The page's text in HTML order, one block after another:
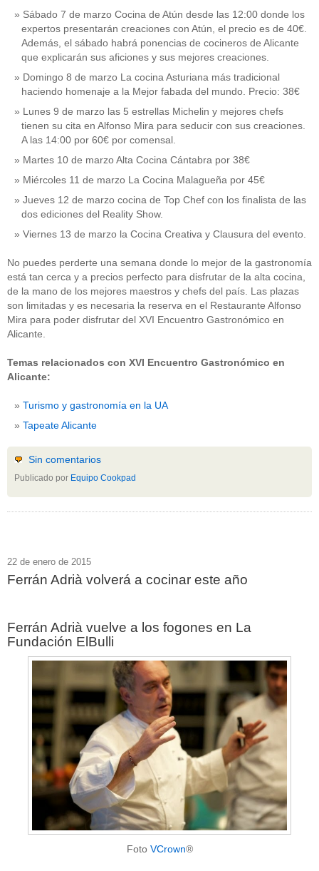
Sábado 7 de marzo Cocina de Atún desde las 12:00 donde los
expertos presentarán creaciones con Atún, el precio es de 40€.
Además, el sábado habrá ponencias de cocineros de Alicante
que explicarán sus aficiones y sus mejores creaciones.
Domingo 8 de marzo La cocina Asturiana más tradicional
haciendo homenaje a la Mejor fabada del mundo. Precio: 38€
Lunes 9 de marzo las 5 estrellas Michelin y mejores chefs
tienen su cita en Alfonso Mira para seducir con sus creaciones.
A las 14:00 por 60€ por comensal.
Martes 10 de marzo Alta Cocina Cántabra por 38€
Miércoles 11 de marzo La Cocina Malagueña por 45€
Jueves 12 de marzo cocina de Top Chef con los finalista de las
dos ediciones del Reality Show.
Viernes 13 de marzo la Cocina Creativa y Clausura del evento.
No puedes perderte una semana donde lo mejor de la gastronomía
está tan cerca y a precios perfecto para disfrutar de la alta cocina,
de la mano de los mejores maestros y chefs del país. Las plazas
son limitadas y es necesaria la reserva en el Restaurante Alfonso
Mira para poder disfrutar del XVI Encuentro Gastronómico en
Alicante.
Temas relacionados con XVI Encuentro Gastronómico en
Alicante:
Turismo y gastronomía en la UA
Tapeate Alicante
Sin comentarios
Publicado por Equipo Cookpad
22 de enero de 2015
Ferrán Adrià volverá a cocinar este año
Ferrán Adrià vuelve a los fogones en La
Fundación ElBulli
Foto VCrown®